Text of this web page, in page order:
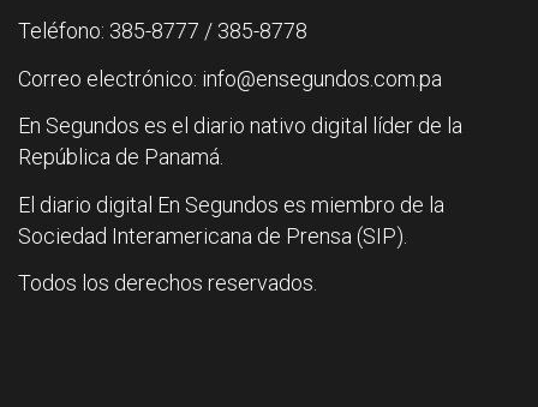
Teléfono: 385-8777 / 385-8778
Correo electrónico: info@ensegundos.com.pa
En Segundos es el diario nativo digital líder de la
República de Panamá.
El diario digital En Segundos es miembro de la
Sociedad Interamericana de Prensa (SIP).
Todos los derechos reservados.